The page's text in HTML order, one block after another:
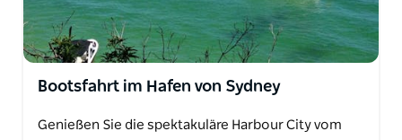
Bootsfahrt im Hafen von Sydney
Genießen Sie die spektakuläre Harbour City vom